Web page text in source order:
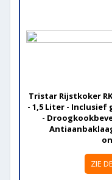
Tristar Rijstkoker
- 1,5 Liter -
-
ZIE